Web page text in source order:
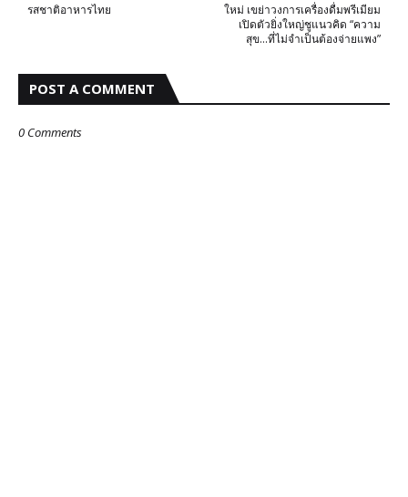
ใหม่ เขย่าวงการเครื่องดื่มพรีเมียม
เปิดตัวยิ่งใหญ่ชูแนวคิด “ความ
สุข...ที่ไม่จำเป็นต้องจ่ายแพง”
รสชาติอาหารไทย
POST A COMMENT
0 Comments